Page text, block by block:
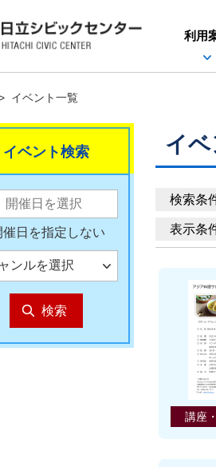
利用
イベント一覧
イ
検索条
表示条
講座
イベント検索
催日を指定しない